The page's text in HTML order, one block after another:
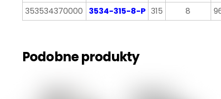
353534370000
3534-315-8-P 315 8
Podobne produkty